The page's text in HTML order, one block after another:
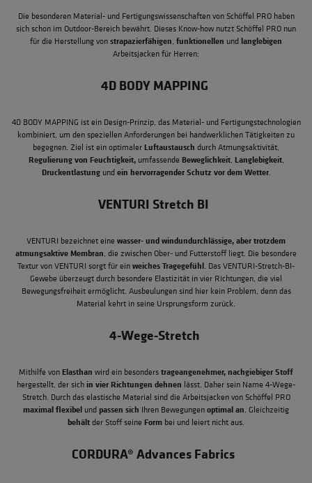
Die besonderen Material- und Fertigungswissenschaften von Schöffel PRO haben
sich schon im Outdoor-Bereich bewährt. Dieses Know-how nutzt Schöffel PRO nun
für die Herstellung vonstrapazierfähigen, funktionellen undlanglebigen
Arbeitsjacken für Herren:
4D BODY MAPPING
4D BODY MAPPING ist ein Design-Prinzip, das Material- und Fertigungstechnologien
kombiniert, um den speziellen Anforderungen bei handwerklichen Tätigkeiten zu
begegnen. Ziel ist ein optimalerLuftaustausch durch Atmungsaktivität,
Regulierung von Feuchtigkeit, umfassende Beweglichkeit, Langlebigkeit,
Druckentlastung undein hervorragender Schutz vor dem Wetter.
VENTURI Stretch BI
VENTURI bezeichnet eine wasser- und windundurchlässige, aber trotzdem
atmungsaktiveMembran, die zwischen Ober- und Futterstoff liegt. Die besondere
Textur von VENTURI sorgt für einweiches Tragegefühl. Das VENTURI-Stretch-BI-
Gewebe überzeugt durch besondere Elastizität in vier Richtungen, die viel
Bewegungsfreiheit ermöglicht. Ausbeulungen sind hier kein Problem, denn das
Material kehrt in seine Ursprungsform zurück.
4-Wege-Stretch
Mithilfe vonElasthan wird ein besonderstrageangenehmer, nachgiebiger Stoff
hergestellt, der sichin vier Richtungen dehnen lässt. Daher sein Name 4-Wege-
Stretch. Durch das elastische Material sind die Arbeitsjacken von Schöffel PRO
maximal flexibel undpassen sich Ihren Bewegungenoptimal an. Gleichzeitig
behältder Stoff seine Form bei und leiert nicht aus.
CORDURA® Advances Fabrics